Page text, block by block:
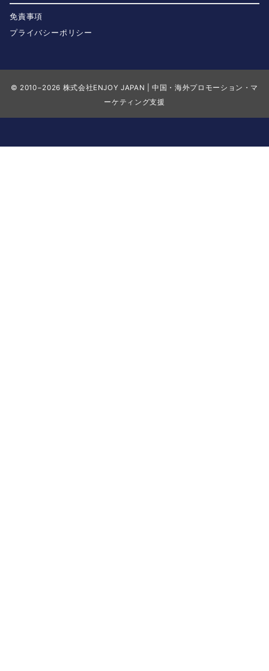
免責事項
プライバシーポリシー
© 2010−2026 株式会社ENJOY JAPAN | 中国・海外プロモーション・マ
ーケティング支援